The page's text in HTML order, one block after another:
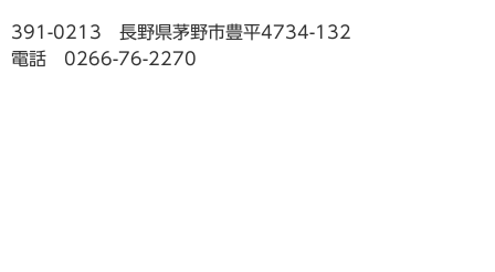
391-0213 長野県茅野市豊平4734-132
電話 0266-76-2270